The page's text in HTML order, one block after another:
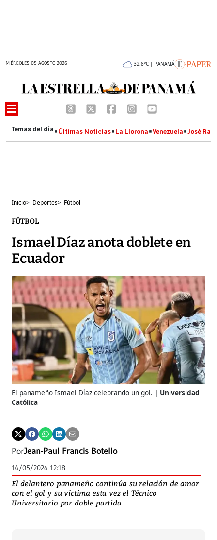
MIÉRCOLES 05 AGOSTO 2026 32.8°C | PANAMÁ
Últimas Noticias La Llorona Venezuela José
Inicio> Deportes> Fútbol
FÚTBOL
Ismael Díaz anota doblete en
Ecuador
El panameño Ismael Díaz celebrando un gol.
Universidad
Católica
PorJean-Paul Francis Botello
14/05/2024 12:18
El delantero panameño continúa su relación de amor
con el gol y su víctima esta vez el Técnico
Universitario por doble partida